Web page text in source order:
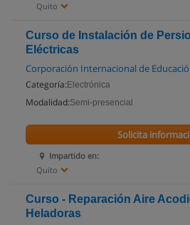
Quito
Curso de Instalación de
Eléctricas
Corporación Internacional de
Categoría: Electrónica
Modalidad:Semi-presencial
Impartido en:
Quito
Solicita
Curso - Reparación Aire
Heladoras